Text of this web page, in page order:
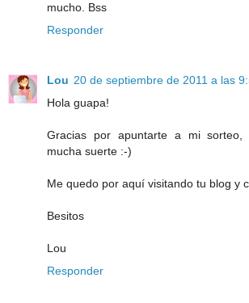
mucho. Bss
Responder
Lou 20 de septiembre de 2011 a las
Hola guapa!
Gracias por apuntarte a mi sorteo,
mucha suerte :-)
Me quedo por aquí visitando tu blog y
Besitos
Lou
Responder